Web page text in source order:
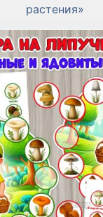
растения»